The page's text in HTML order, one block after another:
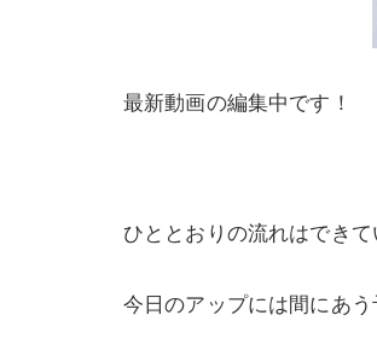
最新動画の編集中です！
ひととおりの流れはでき